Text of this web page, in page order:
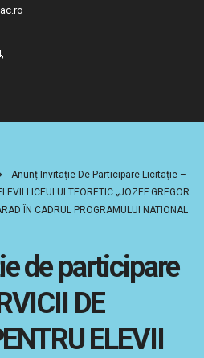
Anunț Invitație De Participare Licitație –
LICEULUI TEORETIC „JOZEF GREGOR
ÎN CADRUL PROGRAMULUI NATIONAL
de participare
DE
ELEVII